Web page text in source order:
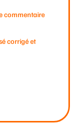
commentaire
corrigé et